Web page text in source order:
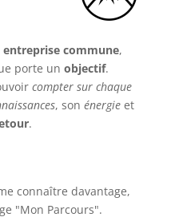
entreprise commune,
porte un objectif.
compter sur chaque
, son énergieet
.
connaître davantage,
"Mon Parcours".